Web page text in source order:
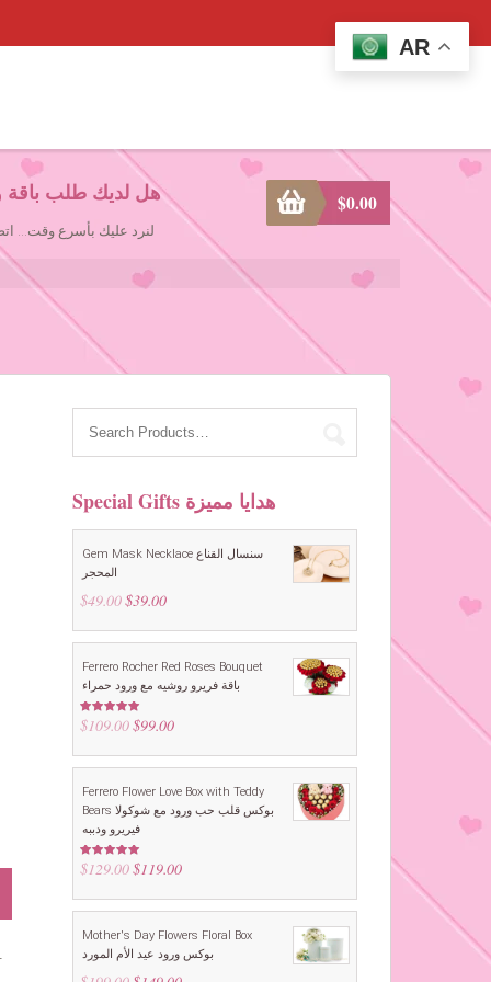
هل لديك طلب باقة
لنرد عليك بأسرع وقت...
$0.00
Oncidium Orchid, Golden Shower Orchid زهرة الأوركيد معناها : الحسناء من ألوان هذه الزهرة جميع ألوان قوس قزح . تعيش من7 إلى14 أيام.
Special Gifts هدايا مميزة
Gem Mask Necklace سنسال القناع
المحجر
$49.00 Original
was:
$39.00Current
is:
Ferrero Rocher Red Roses Bouquet
باقة فريرو روشيه مع ورود حمراء
Rated 5.00
out of 5
$109.00 Original
was:
$99.00Current
is:
Ferrero Flower Love Box with Teddy
Bears بوكس قلب حب ورود مع شوكولا
فيريرو ودببه
Rated 5.00
out of 5
$129.00 Original
was:
$119.00Current
is:
Mother's Day Flowers Floral Box
بوكس ورود عيد الأم المورد
Original Current
AR